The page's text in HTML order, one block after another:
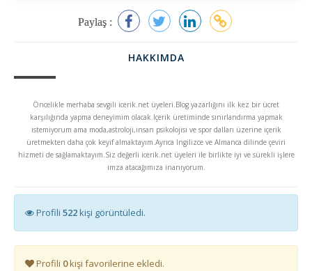
Paylaş :
HAKKIMDA
Öncelikle merhaba sevgili icerik.net üyeleri.Blog yazarlığını ilk kez bir ücret
karşılığında yapma deneyimim olacak.Içerik üretiminde sınırlandırma yapmak
istemiyorum ama moda,astroloji,insan psikolojisi ve spor dalları üzerine içerik
üretmekten daha çok keyif almaktayım.Ayrıca Ingilizce ve Almanca dilinde çeviri
hizmeti de sağlamaktayım.Siz değerli icerik.net üyeleri ile birlikte iyi ve sürekli işlere
imza atacağımıza inanıyorum.
Profili 522kişi görüntüledi.
Profili 0kişi favorilerine ekledi.